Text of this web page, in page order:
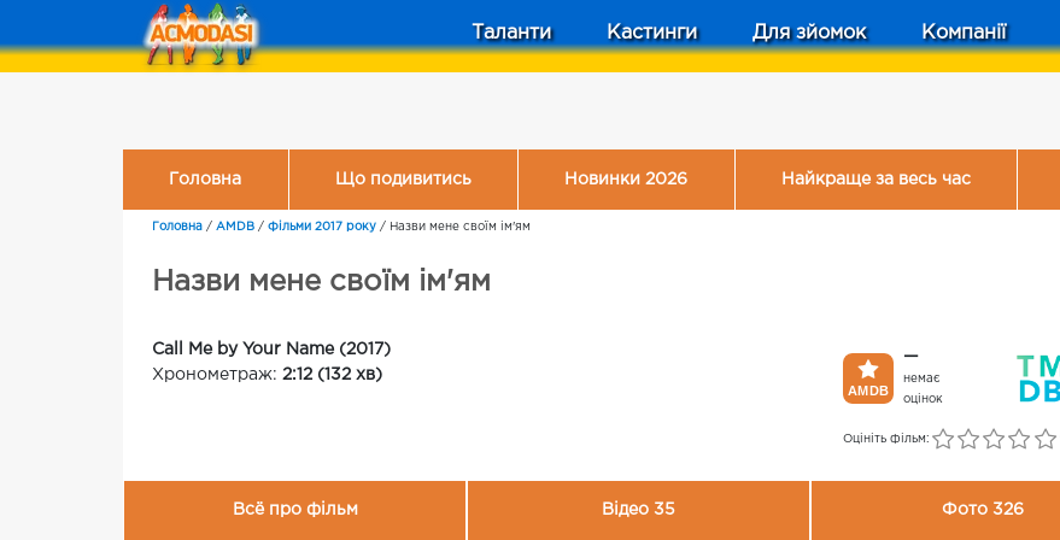
Таланти Кастинги Для зйомок Компанії
Головна Що подивитись Новинки 2026 Найкраще за весь час
Головна / AMDB / Фільми 2017 року / Назви мене своїм ім'ям
Назви мене своїм ім'ям
Call Me by Your Name (2017)
Хронометраж: 2:12 (132 хв)
—
немає
оцінок
Оцініть фільм:
Всё про фільм Відео 35 Фото 326